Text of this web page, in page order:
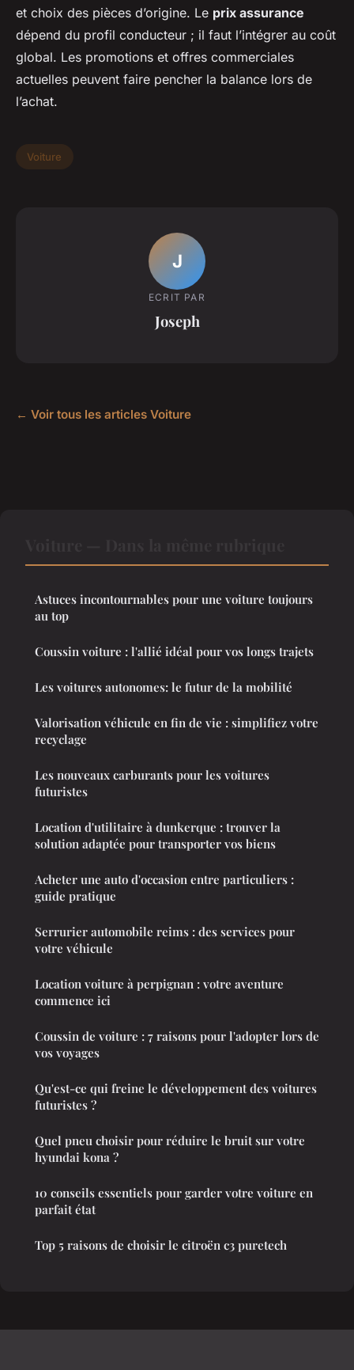
et choix des pièces d’origine. Le prix assurance
dépend du profil conducteur ; il faut l’intégrer au coût
global. Les promotions et offres commerciales
actuelles peuvent faire pencher la balance lors de
l’achat.
Voiture
J
ECRIT PAR
Joseph
← Voir tous les articles Voiture
Astuces incontournables pour une voiture toujours
au top
Coussin voiture : l'allié idéal pour vos longs trajets
Les voitures autonomes: le futur de la mobilité
Valorisation véhicule en fin de vie : simplifiez votre
recyclage
Les nouveaux carburants pour les voitures
futuristes
Location d'utilitaire à dunkerque : trouver la
solution adaptée pour transporter vos biens
Acheter une auto d'occasion entre particuliers :
guide pratique
Serrurier automobile reims : des services pour
votre véhicule
Location voiture à perpignan : votre aventure
commence ici
Coussin de voiture : 7 raisons pour l'adopter lors de
vos voyages
Qu'est-ce qui freine le développement des voitures
futuristes ?
Quel pneu choisir pour réduire le bruit sur votre
hyundai kona ?
10 conseils essentiels pour garder votre voiture en
parfait état
Top 5 raisons de choisir le citroën c3 puretech